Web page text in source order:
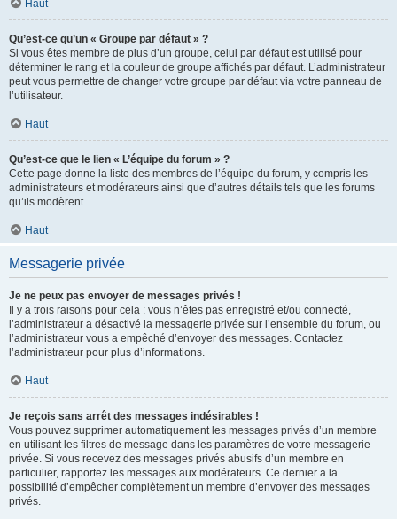
Haut
Qu’est-ce qu’un « Groupe par défaut » ?
Si vous êtes membre de plus d’un groupe, celui par défaut est utilisé pour
déterminer le rang et la couleur de groupe affichés par défaut. L’administrateur
peut vous permettre de changer votre groupe par défaut via votre panneau de
l’utilisateur.
Haut
Qu’est-ce que le lien « L’équipe du forum » ?
Cette page donne la liste des membres de l’équipe du forum, y compris les
administrateurs et modérateurs ainsi que d’autres détails tels que les forums
qu’ils modèrent.
Haut
Messagerie privée
Je ne peux pas envoyer de messages privés !
Il y a trois raisons pour cela : vous n’êtes pas enregistré et/ou connecté,
l’administrateur a désactivé la messagerie privée sur l’ensemble du forum, ou
l’administrateur vous a empêché d’envoyer des messages. Contactez
l’administrateur pour plus d’informations.
Haut
Je reçois sans arrêt des messages indésirables !
Vous pouvez supprimer automatiquement les messages privés d’un membre
en utilisant les filtres de message dans les paramètres de votre messagerie
privée. Si vous recevez des messages privés abusifs d’un membre en
particulier, rapportez les messages aux modérateurs. Ce dernier a la
possibilité d’empêcher complètement un membre d’envoyer des messages
privés.